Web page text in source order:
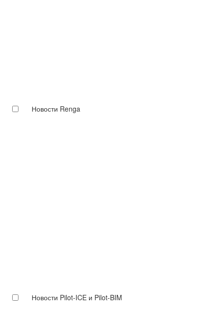
Новости Renga
Новости Pilot-ICE и Pilot-BIM